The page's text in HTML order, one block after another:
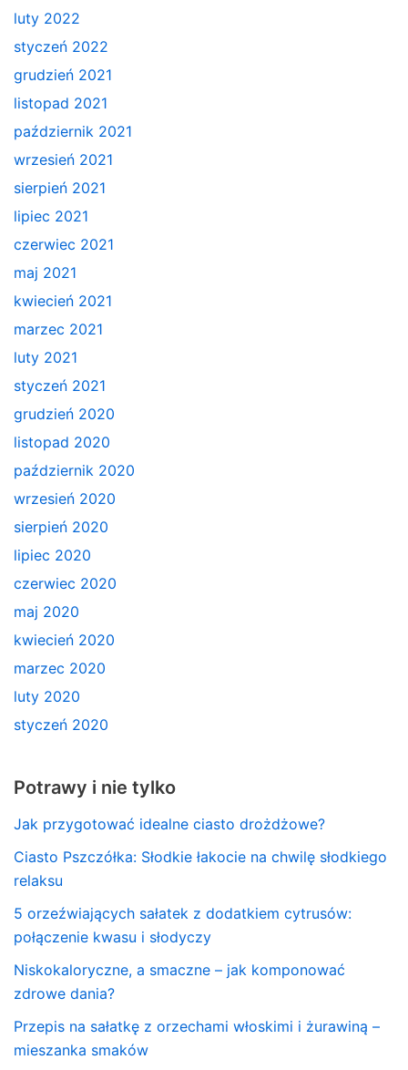
luty 2022
styczeń 2022
grudzień 2021
listopad 2021
październik 2021
wrzesień 2021
sierpień 2021
lipiec 2021
czerwiec 2021
maj 2021
kwiecień 2021
marzec 2021
luty 2021
styczeń 2021
grudzień 2020
listopad 2020
październik 2020
wrzesień 2020
sierpień 2020
lipiec 2020
czerwiec 2020
maj 2020
kwiecień 2020
marzec 2020
luty 2020
styczeń 2020
Potrawy i nie tylko
Jak przygotować idealne ciasto drożdżowe?
Ciasto Pszczółka: Słodkie łakocie na chwilę słodkiego
relaksu
5 orzeźwiających sałatek z dodatkiem cytrusów:
połączenie kwasu i słodyczy
Niskokaloryczne, a smaczne – jak komponować
zdrowe dania?
Przepis na sałatkę z orzechami włoskimi i żurawiną –
mieszanka smaków